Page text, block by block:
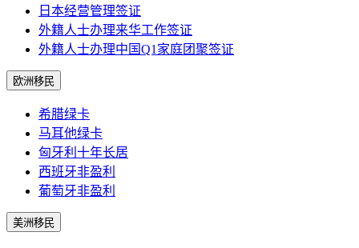
日本经营管理签证
外籍人士办理来华工作签证
外籍人士办理中国Q1家庭团聚签证
欧洲移民
希腊绿卡
马耳他绿卡
匈牙利十年长居
西班牙非盈利
葡萄牙非盈利
美洲移民